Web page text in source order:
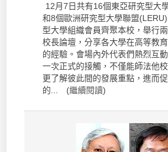
12月7日共有16個東亞研究型大
和8個歐洲研究型大學聯盟
型大學組織會員齊聚本校，舉行
校長論壇，分享各大學在高等教
的經驗。會場內外代表們熱烈互
一次正式的接觸，不僅能師法他
更了解彼此間的發展重點，進而
的... (繼續閱讀)